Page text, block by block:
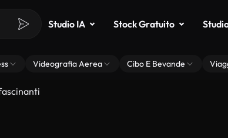
Studio IA Stock Gratuito
Videografia Aerea Cibo E Bevande